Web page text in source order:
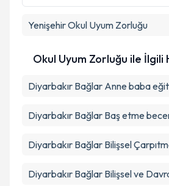
YenişehirOkul Uyum Zorluğu
Okul Uyum Zorluğu ile İlgili
Diyarbakır Bağlar Anne baba
Diyarbakır Bağlar Baş etme
Diyarbakır Bağlar Bilişsel
Diyarbakır Bağlar Bilişsel ve